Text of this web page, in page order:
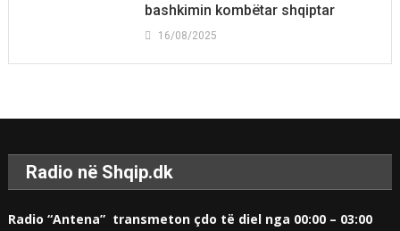
bashkimin kombëtar shqiptar
16/08/2025
Radio në Shqip.dk
Radio “Antena” transmeton çdo të diel nga 00:00 – 03:00